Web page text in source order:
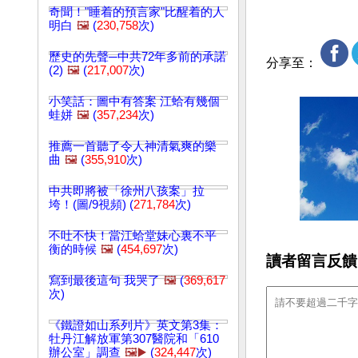
奇聞！"睡着的預言家"比醒着的人
明白 🖼️ (230,758次)
歷史的先聲─中共72年多前的承諾
(2) 🖼️ (217,007次)
小笑話：圖中有答案 江蛤有幾個
蛙姘 🖼️ (357,234次)
推薦一首聽了令人神清氣爽的樂
曲 🖼️ (355,910次)
中共即將被「徐州八孩案」拉
垮！(圖/9視頻) (271,784次)
不吐不快！當江蛤堂妹心裏不平
衡的時候 🖼️ (454,697次)
寫到最後這句 我哭了 🖼️(369,617
次)
《鐵證如山系列片》英文第3集：
牡丹江解放軍第307醫院和「610
辦公室」調查 🖼️▶️ (324,447次)
分享至：
讀者留言反